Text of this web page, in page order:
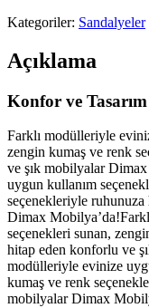
Kategoriler: Sandalyeler
Açıklama
Konfor ve
Farklı modülleriyle
zengin kumaş ve renk
ve şık mobilyalar
uygun kullanım
seçenekleriyle
Dimax
seçenekleri sunan,
hitap eden konforlu ve
modülleriyle evinize
kumaş ve renk
mobilyalar Dimax